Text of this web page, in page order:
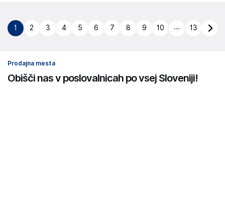
1 2 3 4 5 6 7 8 9 10 ... 13
Prodajna mesta
Obišči nas v poslovalnicah po vsej Sloveniji!